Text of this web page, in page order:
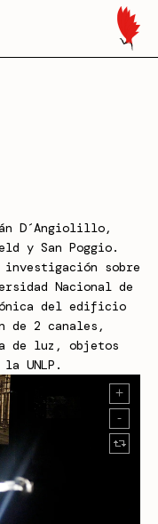
D´Angiolillo,
y San Poggio.
investigación sobre
Nacional de
del edificio
de 2 canales,
de luz, objetos
UNLP.